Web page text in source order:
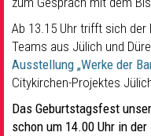
Ab 13.15 Uhr trifft sich
Teams aus Jülich und
Ausstellung „Werke der
Citykirchen-Projektes
Das Geburtstagsfest
schon um 14.00 Uhr in